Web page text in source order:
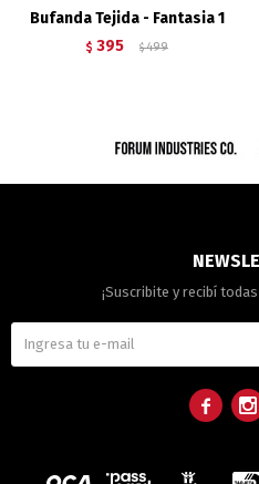
Bufanda Tejida - Fantasia 1
$ 395 $ 499
¡Suscribite y recibí
 